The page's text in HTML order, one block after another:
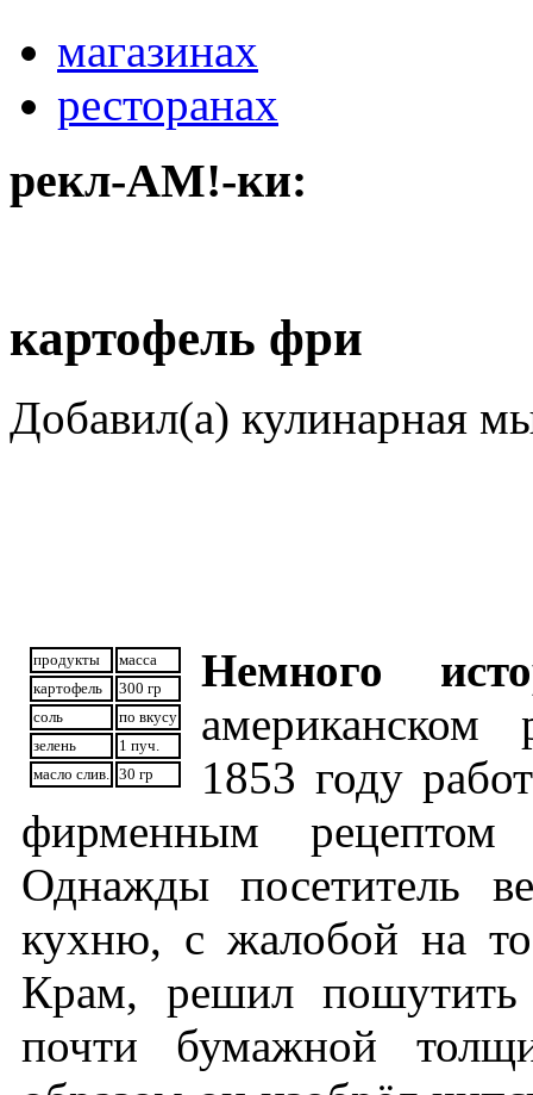
магазинах
ресторанах
рекл-АМ!-ки:
картофель фри
Добавил(а) кулинарная
продукты
масса
картофель
300 гр
соль
по вкусу
зелень
1 пуч.
масло слив.
30 гр
Немного
американском
1853 году
фирменным
Однажды посетитель
кухню, с жалобой на
Крам, решил пошутить
почти бумажной